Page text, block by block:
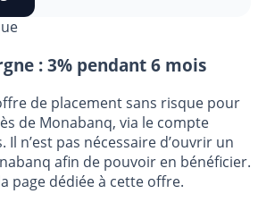
: 3% pendant 6 mois
de placement sans risque pour
de Monabanq, via le compte
n’est pas nécessaire d’ouvrir un
afin de pouvoir en bénéficier.
page dédiée à cette offre.